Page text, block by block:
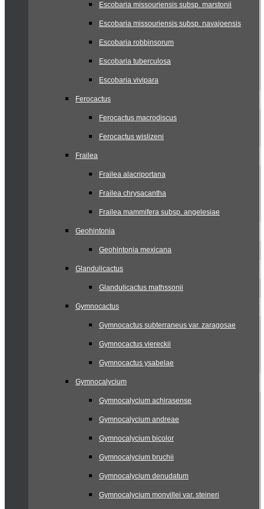
Escobaria missouriensis subsp. marstonii
Escobaria missouriensis subsp. navajoensis
Escobaria robbinsorum
Escobaria tuberculosa
Escobaria vivipara
Ferocactus
Ferocactus macrodiscus
Ferocactus wislizeni
Frailea
Frailea alacriportana
Frailea chrysacantha
Frailea mammifera subsp. angelesiae
Geohintonia
Geohintonia mexicana
Glandulicactus
Glandulicactus mathssonii
Gymnocactus
Gymnocactus subterraneus var. zaragosae
Gymnocactus viereckii
Gymnocactus ysabelae
Gymnocalycium
Gymnocalycium achirasense
Gymnocalycium andreae
Gymnocalycium bicolor
Gymnocalycium bruchii
Gymnocalycium denudatum
Gymnocalycium monvillei var. steineri